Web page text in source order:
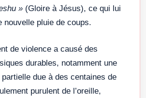
» (Gloire à Jésus), ce qui lui
nouvelle pluie de coups.
de violence a causé des
durables, notamment une
partielle due à des centaines de
purulent de l’oreille,